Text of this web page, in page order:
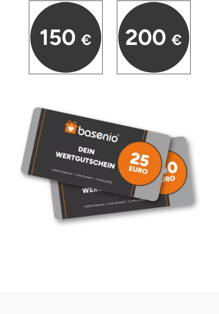
150 € 200 €